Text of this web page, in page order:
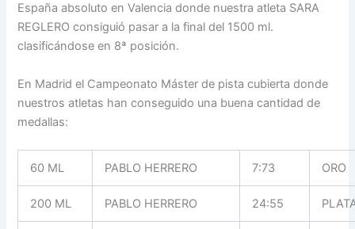
España absoluto en Valencia donde nuestra atleta SARA
REGLERO consiguió pasar a la final del 1500 ml.
clasificándose en 8ª posición.
En Madrid el Campeonato Máster de pista cubierta donde
nuestros atletas han conseguido una buena cantidad de
medallas:
60 ML PABLO HERRERO 7:73 ORO
200 ML PABLO HERRERO 24:55